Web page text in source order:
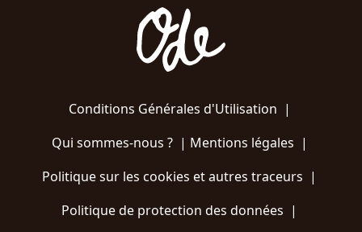
Conditions Générales d'Utilisation |
Qui sommes-nous ?| Mentions légales |
Politique sur les cookies et autres traceurs |
Politique de protection des données |